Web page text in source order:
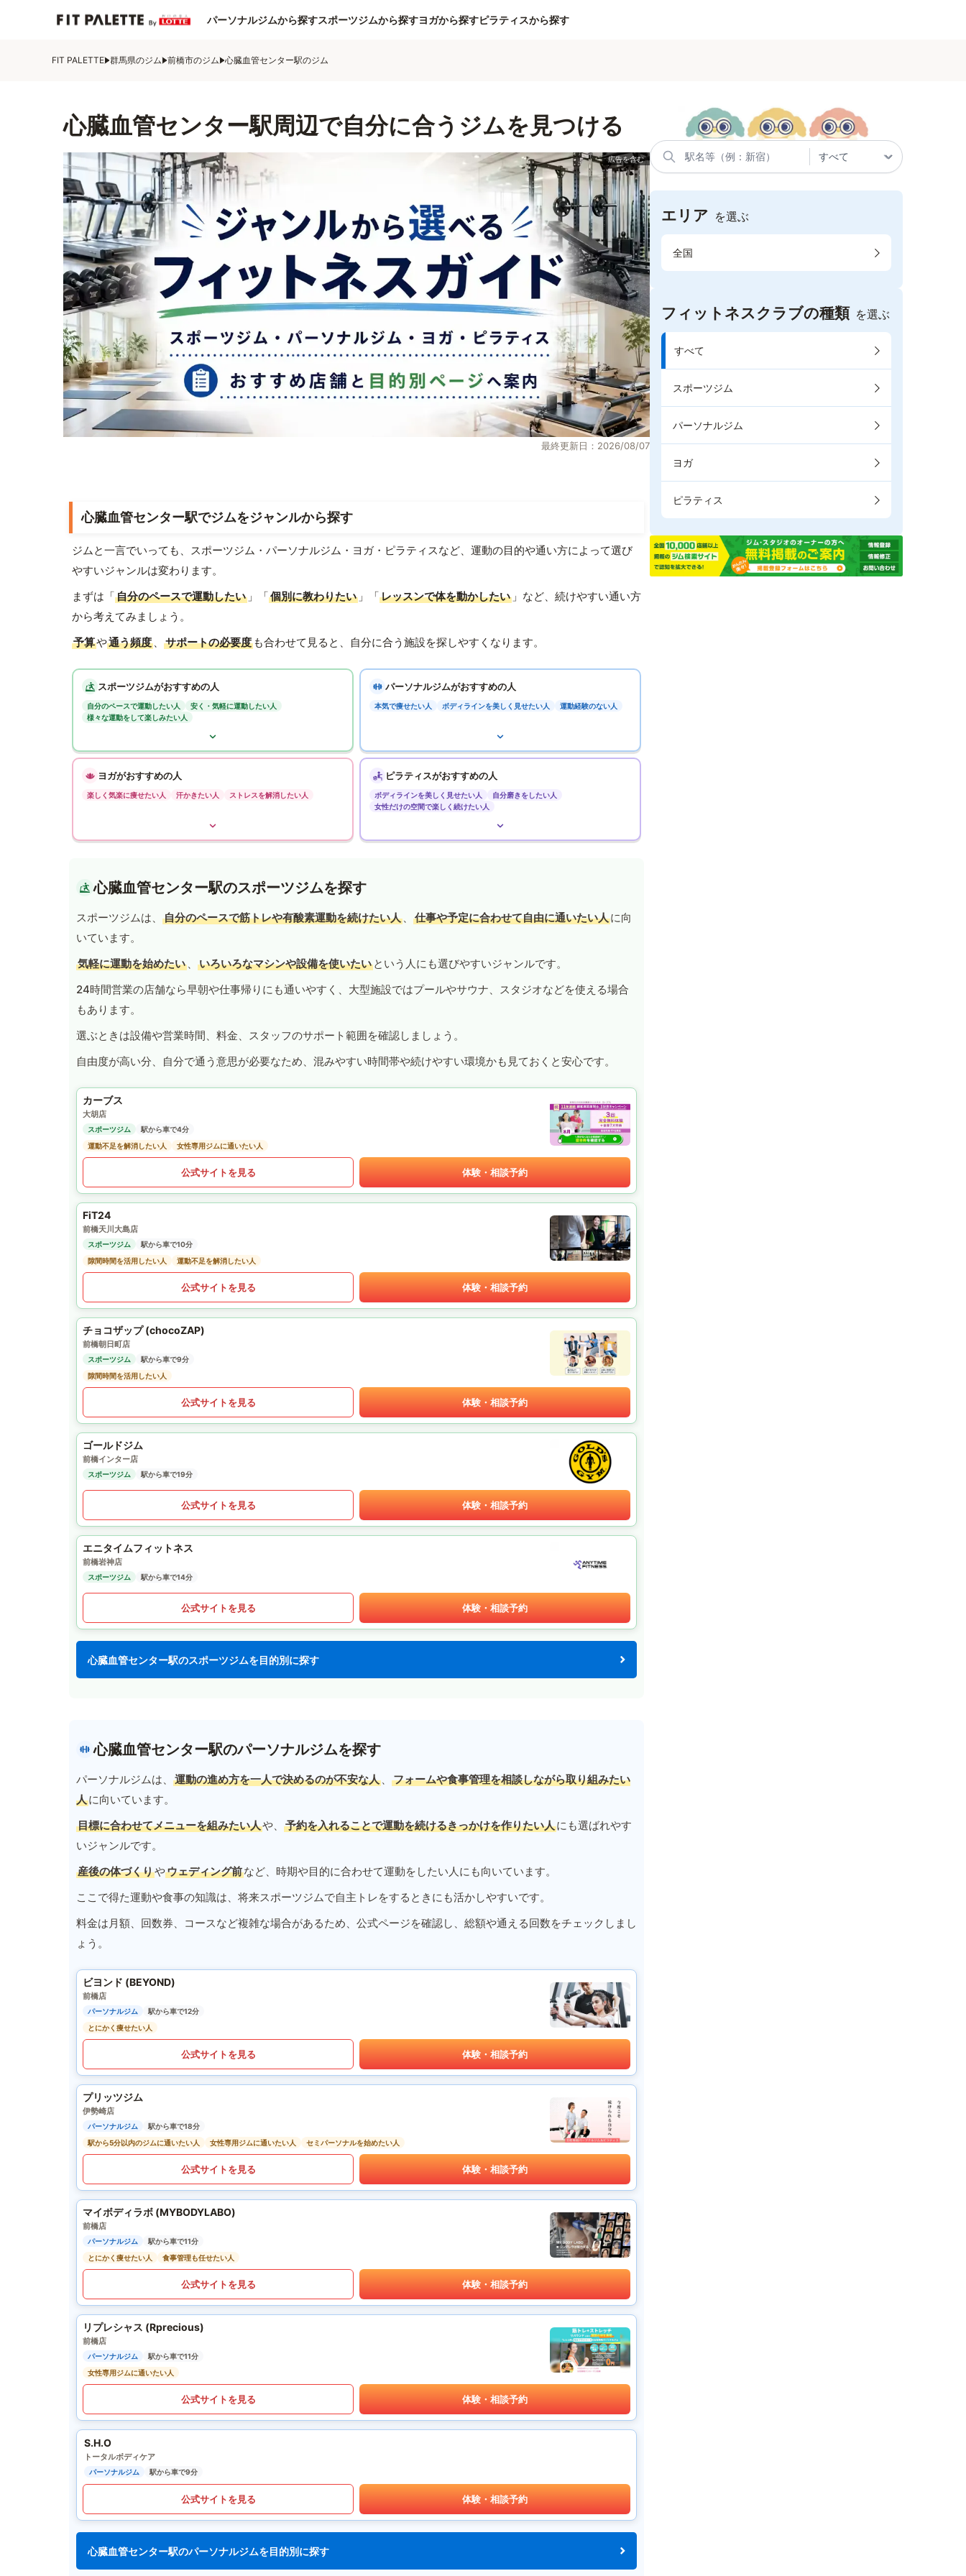
パーソナルジムから探すスポーツジムから探すヨガから探すピラティスから探す
FIT PALETTE 群馬県のジム 前橋市のジム 心臓血管センター駅のジム
心臓血管センター駅周辺で自分に合うジムを見つける
最終更新日：2026/08/07
心臓血管センター駅でジムをジャンルから探す
ジムと一言でいっても、スポーツジム・パーソナルジム・ヨガ・ピラティスなど、運動の目的や通い方によって選び
やすいジャンルは変わります。
まずは「自分のペースで運動したい 」「個別に教わりたい 」「レッスンで体を動かしたい 」など、続けやすい通い方
から考えてみましょう。
予算や通う頻度 、 サポートの必要度 も合わせて見ると、自分に合う施設を探しやすくなります。
スポーツジムがおすすめの人
自分のペースで運動したい人
安く・気軽に運動したい人
様々な運動をして楽しみたい人
パーソナルジムがおすすめの人
本気で痩せたい人 ボディラインを美しく見せたい人 運動経験のない人
ヨガがおすすめの人
楽しく気楽に痩せたい人 汗かきたい人 ストレスを解消したい人
ピラティスがおすすめの人
ボディラインを美しく見せたい人
自分磨きをしたい人
女性だけの空間で楽しく続けたい人
心臓血管センター駅のスポーツジムを探す
スポーツジムは、 自分のペースで筋トレや有酸素運動を続けたい人 、 仕事や予定に合わせて自由に通いたい人に向
いています。
気軽に運動を始めたい 、 いろいろなマシンや設備を使いたい という人にも選びやすいジャンルです。
24時間営業の店舗なら早朝や仕事帰りにも通いやすく、大型施設ではプールやサウナ、スタジオなどを使える場合
もあります。
選ぶときは設備や営業時間、料金、スタッフのサポート範囲を確認しましょう。
自由度が高い分、自分で通う意思が必要なため、混みやすい時間帯や続けやすい環境かも見ておくと安心です。
カーブス
大胡店
スポーツジム
駅から車で4分
運動不足を解消したい人
女性専用ジムに通いたい人
公式サイトを見る 体験・相談予約
FiT24
前橋天川大島店
スポーツジム
駅から車で10分
隙間時間を活用したい人
運動不足を解消したい人
公式サイトを見る 体験・相談予約
チョコザップ (chocoZAP)
前橋朝日町店
スポーツジム
駅から車で9分
隙間時間を活用したい人
公式サイトを見る 体験・相談予約
ゴールドジム
前橋インター店
スポーツジム 駅から車で19分
公式サイトを見る 体験・相談予約
エニタイムフィットネス
前橋岩神店
スポーツジム 駅から車で14分
公式サイトを見る 体験・相談予約
心臓血管センター駅のスポーツジムを目的別に探す
心臓血管センター駅のパーソナルジムを探す
パーソナルジムは、 運動の進め方を一人で決めるのが不安な人 、
フォームや食事管理を相談しながら取り組みたい
人に向いています。
目標に合わせてメニューを組みたい人や、 予約を入れることで運動を続けるきっかけを作りたい人にも選ばれやす
いジャンルです。
産後の体づくりやウェディング前など、時期や目的に合わせて運動をしたい人にも向いています。
ここで得た運動や食事の知識は、将来スポーツジムで自主トレをするときにも活かしやすいです。
料金は月額、回数券、コースなど複雑な場合があるため、公式ページを確認し、総額や通える回数をチェックしまし
ょう。
ビヨンド (BEYOND)
前橋店
パーソナルジム
駅から車で12分
とにかく痩せたい人
公式サイトを見る 体験・相談予約
プリッツジム
伊勢崎店
パーソナルジム
駅から車で18分
駅から5分以内のジムに通いたい人
女性専用ジムに通いたい人 セミパーソナルを始めたい人
公式サイトを見る 体験・相談予約
マイボディラボ (MYBODYLABO)
前橋店
パーソナルジム
駅から車で11分
とにかく痩せたい人
食事管理も任せたい人
公式サイトを見る 体験・相談予約
リプレシャス (Rprecious)
前橋店
パーソナルジム
駅から車で11分
女性専用ジムに通いたい人
公式サイトを見る 体験・相談予約
S.H.O
トータルボディケア
パーソナルジム 駅から車で9分
公式サイトを見る 体験・相談予約
心臓血管センター駅のパーソナルジムを目的別に探す
エリア を選ぶ
全国
フィットネスクラブの種類 を選ぶ
すべて
スポーツジム
パーソナルジム
ヨガ
ピラティス